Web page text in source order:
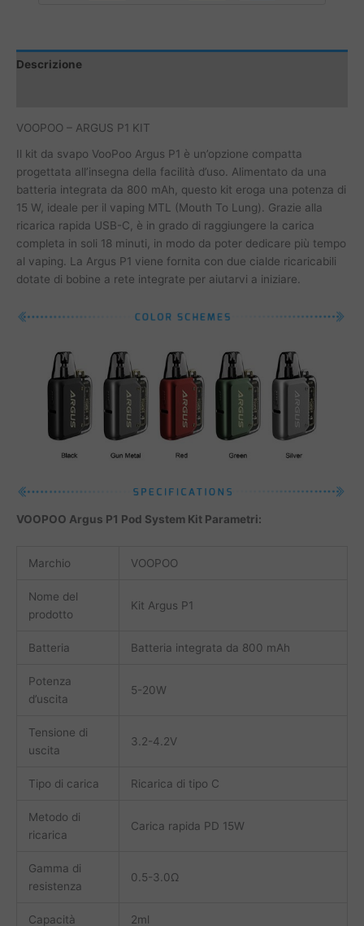
Descrizione
VOOPOO – ARGUS P1 KIT
Il kit da svapo VooPoo Argus P1 è un’opzione compatta
progettata all’insegna della facilità d’uso. Alimentato da una
batteria integrata da 800 mAh, questo kit eroga una potenza di
15 W, ideale per il vaping MTL (Mouth To Lung). Grazie alla
ricarica rapida USB-C, è in grado di raggiungere la carica
completa in soli 18 minuti, in modo da poter dedicare più tempo
al vaping. La Argus P1 viene fornita con due cialde ricaricabili
dotate di bobine a rete integrate per aiutarvi a iniziare.
VOOPOO Argus P1 Pod System Kit Parametri:
Marchio VOOPOO
Nome del
prodotto
Kit Argus P1
Batteria Batteria integrata da 800 mAh
Potenza
d’uscita
5-20W
Tensione di
uscita
3.2-4.2V
Tipo di carica Ricarica di tipo C
Metodo di
ricarica
Carica rapida PD 15W
Gamma di
resistenza
0.5-3.0Ω
Capacità 2ml